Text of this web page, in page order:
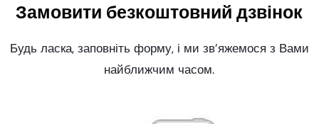
Замовити безкоштовний дзвінок
Будь ласка, заповніть форму, і ми зв’яжемося з Вами
найближчим часом.